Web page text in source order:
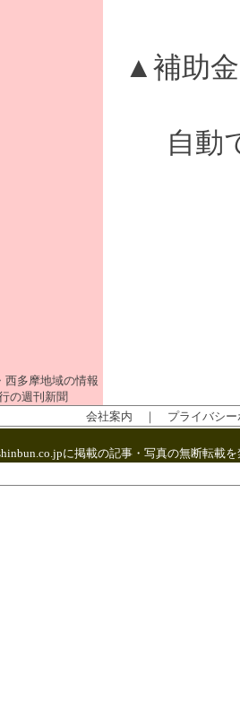
▲補助
自動
西多摩地域の情報
の週刊新聞
会社案内 ｜ プライバシ
に掲載の記事・写真の無断転載